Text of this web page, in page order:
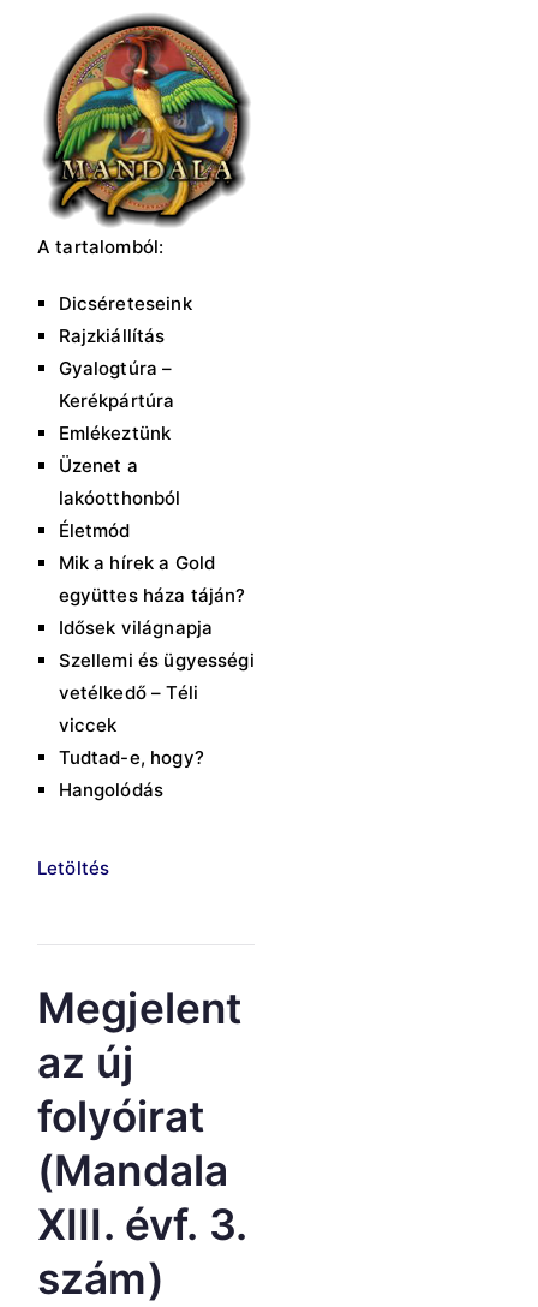
A tartalomból:
Dicséreteseink
Rajzkiállítás
Gyalogtúra –
Kerékpártúra
Emlékeztünk
Üzenet a
lakóotthonból
Életmód
Mik a hírek a Gold
együttes háza táján?
Idősek világnapja
Szellemi és ügyességi
vetélkedő – Téli
viccek
Tudtad-e, hogy?
Hangolódás
Letöltés
Megjelent
az új
folyóirat
(Mandala
XIII. évf. 3.
szám)